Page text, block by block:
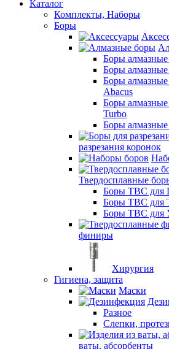
Каталог
Комплекты, Наборы
Боры
Боры
Боры
Боры
Abacus
Боры
Turbo
Боры
разрезания коронок
Твердосплавные
Боры ТВС для
Боры ТВС для
Боры ТВС для
финиры
Хирургия
Гигиена, защита
Маски
Разное
Слепки,
ваты, абсорбенты